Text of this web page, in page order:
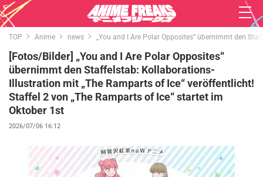
TOP Anime news „You and I Are Polar Opposites“ übernimmt den
[Fotos/Bilder] „You and I Are Polar Opposites“
übernimmt den Staffelstab: Kollaborations-
Illustration mit „The Ramparts of Ice“ veröffentlicht!
Staffel 2 von „The Ramparts of Ice“ startet im
Oktober 1st
2026/07/06 16:12